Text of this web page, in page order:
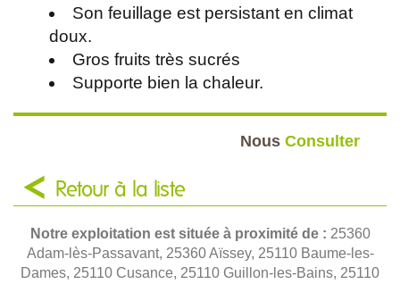
Son feuillage est persistant en climat
doux.
Gros fruits très sucrés
Supporte bien la chaleur.
Nous Consulter
Retour à la liste
Notre exploitation est située à proximité de : 25360
Adam-lès-Passavant, 25360 Aïssey, 25110 Baume-les-
Dames, 25110 Cusance, 25110 Guillon-les-Bains, 25110